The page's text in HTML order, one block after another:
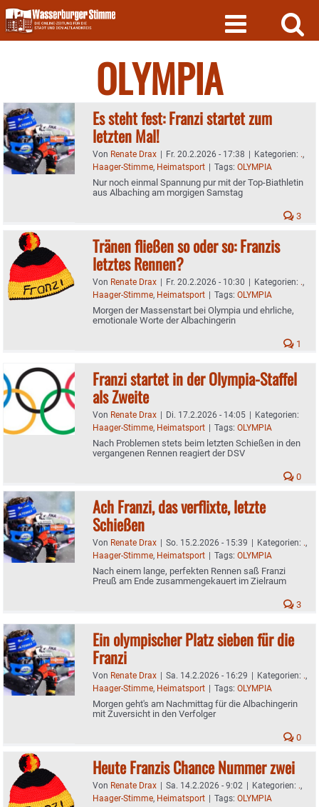
Skip
to
content
OLYMPIA
Es steht fest: Franzi startet zum
letzten Mal!
Von Renate Drax | Fr. 20.2.2026 - 17:38 | Kategorien: .,
Haager-Stimme, Heimatsport | Tags: OLYMPIA
Nur noch einmal Spannung pur mit der Top-Biathletin
aus Albaching am morgigen Samstag
3
Tränen fließen so oder so: Franzis
letztes Rennen?
Von Renate Drax | Fr. 20.2.2026 - 10:30 | Kategorien: .,
Haager-Stimme, Heimatsport | Tags: OLYMPIA
Morgen der Massenstart bei Olympia und ehrliche,
emotionale Worte der Albachingerin
1
Franzi startet in der Olympia-Staffel
als Zweite
Von Renate Drax | Di. 17.2.2026 - 14:05 | Kategorien:
Haager-Stimme, Heimatsport | Tags: OLYMPIA
Nach Problemen stets beim letzten Schießen in den
vergangenen Rennen reagiert der DSV
0
Ach Franzi, das verflixte, letzte
Schießen
Von Renate Drax | So. 15.2.2026 - 15:39 | Kategorien: .,
Haager-Stimme, Heimatsport | Tags: OLYMPIA
Nach einem lange, perfekten Rennen saß Franzi
Preuß am Ende zusammengekauert im Zielraum
3
Ein olympischer Platz sieben für die
Franzi
Von Renate Drax | Sa. 14.2.2026 - 16:29 | Kategorien: .,
Haager-Stimme, Heimatsport | Tags: OLYMPIA
Morgen geht's am Nachmittag für die Albachingerin
mit Zuversicht in den Verfolger
0
Heute Franzis Chance Nummer zwei
Von Renate Drax | Sa. 14.2.2026 - 9:02 | Kategorien: .,
Haager-Stimme, Heimatsport | Tags: OLYMPIA